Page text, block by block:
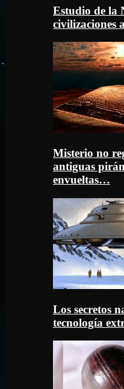
Estudio de la
civilizaciones
Misterio no
antiguas
envueltas…
Los secretos
tecnología